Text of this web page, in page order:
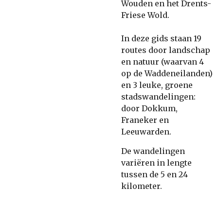
Wouden en het Drents-
Friese Wold.
In deze gids staan 19
routes door landschap
en natuur (waarvan 4
op de Waddeneilanden)
en 3 leuke, groene
stadswandelingen:
door Dokkum,
Franeker en
Leeuwarden.
De wandelingen
variëren in lengte
tussen de 5 en 24
kilometer.